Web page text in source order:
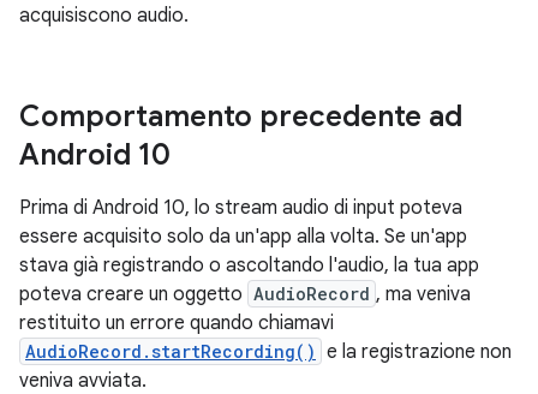
acquisiscono audio.
Comportamento precedente ad
Android 10
Prima di Android 10, lo stream audio di input poteva
essere acquisito solo da un'app alla volta. Se un'app
stava già registrando o ascoltando l'audio, la tua app
poteva creare un oggetto AudioRecord , ma veniva
restituito un errore quando chiamavi
AudioRecord.startRecording() e la registrazione non
veniva avviata.